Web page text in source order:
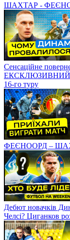
ШАХТАР -
Сенсаційне
ЕКСКЛЮЗИВНИЙ
16-го туру
ФЕЄНООРД –
Дебют новачків
Челсі? Циганков